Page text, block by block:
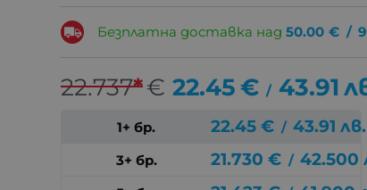
Безплатна доставка над50.00 € /
22.737*€ 22.45€ / 43.91
1+ бр. 22.45 € / 43.91 лв.
3+ бр. 21.730 € / 42.500